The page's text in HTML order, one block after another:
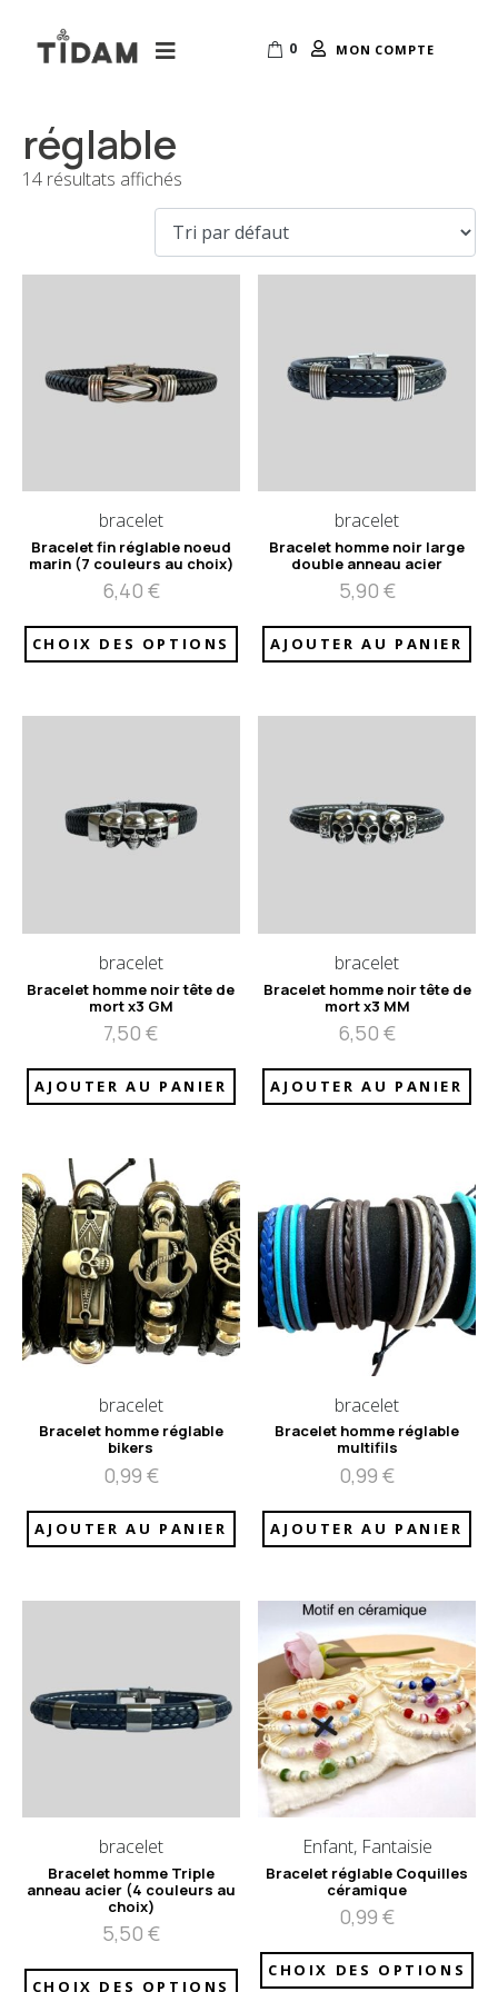
0 MON COMPTE
réglable
14 résultats affichés
bracelet
Bracelet fin réglable noeud
marin (7 couleurs au choix)
6,40 €
CHOIX DES OPTIONS
bracelet
Bracelet homme noir large
double anneau acier
5,90 €
AJOUTER AU PANIER
bracelet
Bracelet homme noir tête de
mort x3 GM
7,50€
AJOUTER AU PANIER
bracelet
Bracelet homme noir tête de
mort x3 MM
6,50€
AJOUTER AU PANIER
bracelet
Bracelet homme réglable
bikers
0,99 €
AJOUTER AU PANIER
bracelet
Bracelet homme réglable
multifils
0,99€
AJOUTER AU PANIER
bracelet
Bracelet homme Triple
anneau acier (4 couleurs au
choix)
5,50 €
CHOIX DES OPTIONS
Enfant, Fantaisie
Bracelet réglable Coquilles
céramique
0,99€
CHOIX DES OPTIONS